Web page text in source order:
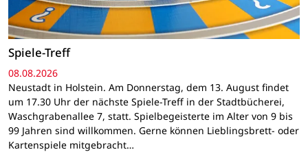
Spiele-Treff
08.08.2026
Neustadt in Holstein. Am Donnerstag, dem 13. August findet
um 17.30 Uhr der nächste Spiele-Treff in der Stadtbücherei,
Waschgrabenallee 7, statt. Spielbegeisterte im Alter von 9 bis
99 Jahren sind willkommen. Gerne können Lieblingsbrett- oder
Kartenspiele mitgebracht…